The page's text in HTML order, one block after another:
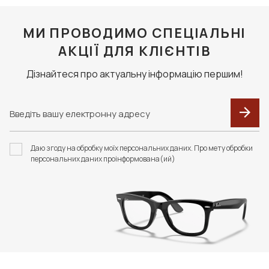
МИ ПРОВОДИМО СПЕЦІАЛЬНІ
АКЦІЇ ДЛЯ КЛІЄНТІВ
Дізнайтеся про актуальну інформацію першим!
Даю згоду на обробку моїх персональних даних. Про мету обробки
персональних даних проінформована(ий)